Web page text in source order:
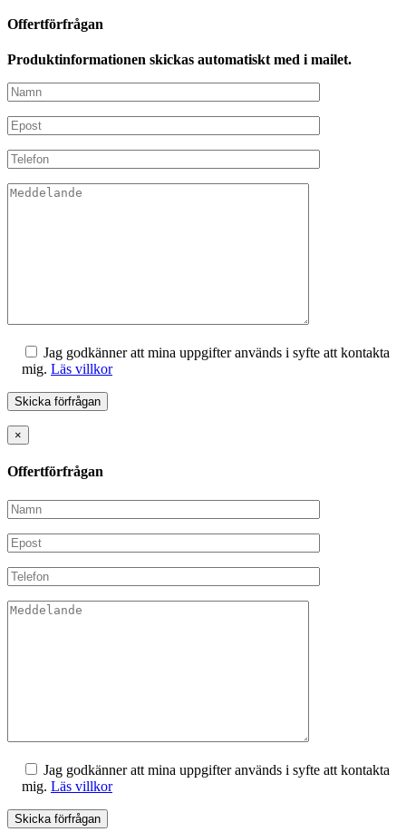
Offertförfrågan
Produktinformationen skickas automatiskt med i mailet.
Jag godkänner att mina uppgifter används i syfte att kontakta
mig. Läs villkor
×
Offertförfrågan
Jag godkänner att mina uppgifter används i syfte att kontakta
mig. Läs villkor